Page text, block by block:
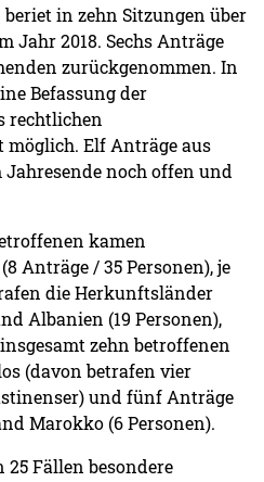
in zehn Sitzungen über
Jahr 2018. Sechs Anträge
zurückgenommen. In
Befassung der
rechtlichen
Elf Anträge aus
Jahresende noch offen und
kamen
Anträge / 35 Personen), je
die Herkunftsländer
Albanien (19 Personen),
zehn betroffenen
(davon betrafen vier
und fünf Anträge
Marokko (6 Personen).
Fällen besondere